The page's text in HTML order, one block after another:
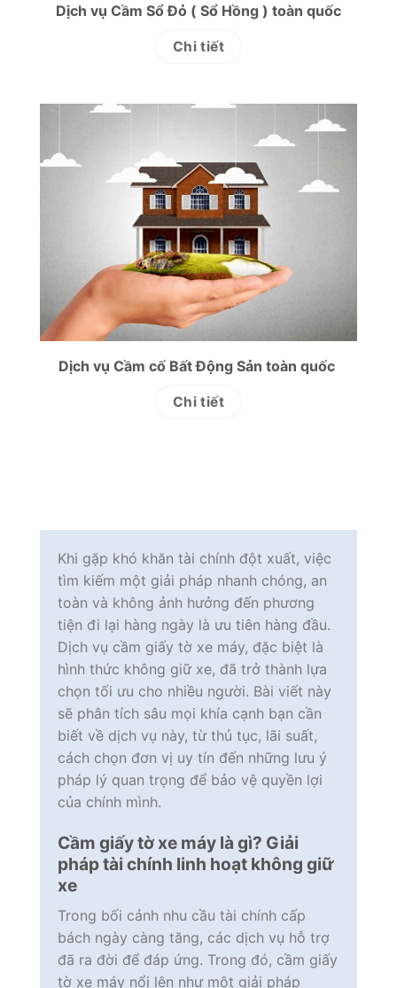
Dịch vụ Cầm Sổ Đỏ ( Sổ Hồng ) toàn quốc
Chi tiết
Dịch vụ Cầm cố Bất Động Sản toàn quốc
Chi tiết
Khi gặp khó khăn tài chính đột xuất, việc
tìm kiếm một giải pháp nhanh chóng, an
toàn và không ảnh hưởng đến phương
tiện đi lại hàng ngày là ưu tiên hàng đầu.
Dịch vụ cầm giấy tờ xe máy, đặc biệt là
hình thức không giữ xe, đã trở thành lựa
chọn tối ưu cho nhiều người. Bài viết này
sẽ phân tích sâu mọi khía cạnh bạn cần
biết về dịch vụ này, từ thủ tục, lãi suất,
cách chọn đơn vị uy tín đến những lưu ý
pháp lý quan trọng để bảo vệ quyền lợi
của chính mình.
Cầm giấy tờ xe máy là gì? Giải
pháp tài chính linh hoạt không giữ
xe
Trong bối cảnh nhu cầu tài chính cấp
bách ngày càng tăng, các dịch vụ hỗ trợ
đã ra đời để đáp ứng. Trong đó, cầm giấy
tờ xe máy nổi lên như một giải pháp